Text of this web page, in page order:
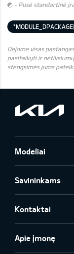
- Pusė standartinė
Dėjome visas
pasitaikyti ir
stengsimės jums
Modeliai
Savininkams
Kontaktai
Apie įmonę